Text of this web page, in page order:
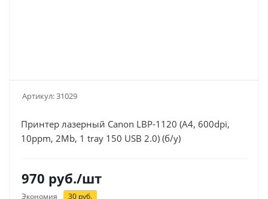
Артикул:31029
Принтер лазерный Canon LBP-1120 (А4, 600dpi,
10ppm, 2Mb, 1 tray 150 USB 2.0) (б/у)
970 руб./шт
Экономия 30 руб.